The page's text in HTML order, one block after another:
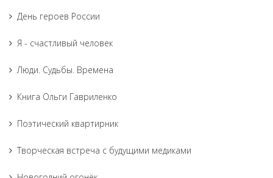
День героев России
Я - счастливый человек
Люди. Судьбы. Времена
Книга Ольги Гавриленко
Поэтический квартирник
Творческая встреча с будущими медиками